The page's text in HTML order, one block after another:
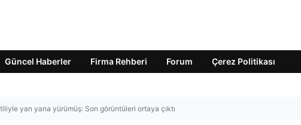
Güncel Haberler Firma Rehberi Forum Çerez Politikası
yan yana yürümüş: Son görüntüleri ortaya çıktı